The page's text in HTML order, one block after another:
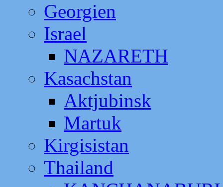
Georgien
Israel
NAZARETH
Kasachstan
Aktjubinsk
Martuk
Kirgisistan
Thailand